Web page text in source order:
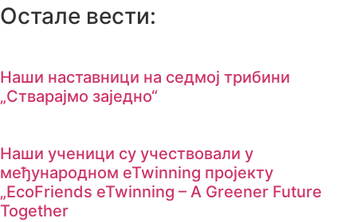
Остале вести:
Наши наставници на cедмој трибини
„Стварајмо заједно“
Наши ученици су учествовали у
међународном eTwinning пројекту
„EcoFriends eTwinning – A Greener Future
Together